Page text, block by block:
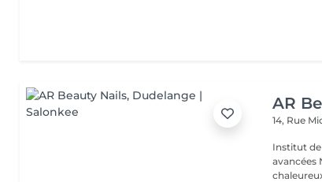
AR
14, Rue
Institut de
avancées Nous vous accueillons dans un espace moderne et